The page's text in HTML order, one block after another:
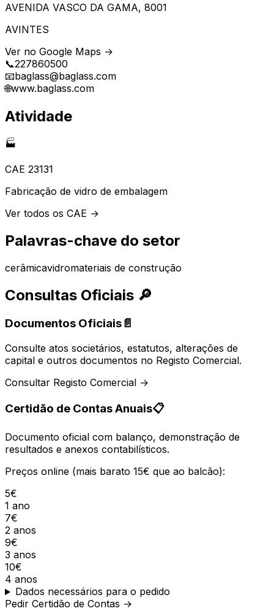
AVENIDA VASCO DA GAMA, 8001
AVINTES
Ver no Google Maps →
📞227860500
📧baglass@baglass.com
🌐www.baglass.com
Atividade
🏭
CAE 23131
Fabricação de vidro de embalagem
Ver todos os CAE →
Palavras-chave do setor
cerâmicavidromateriais de construção
Consultas Oficiais 🔎
Documentos Oficiais📄
Consulte atos societários, estatutos, alterações de
capital e outros documentos no Registo Comercial.
Consultar Registo Comercial →
Certidão de Contas Anuais📋
Documento oficial com balanço, demonstração de
resultados e anexos contabilísticos.
Preços online (mais barato 15€ que ao balcão):
5€
1 ano
7€
2 anos
9€
3 anos
10€
4 anos
Dados necessários para o pedido
Pedir Certidão de Contas →